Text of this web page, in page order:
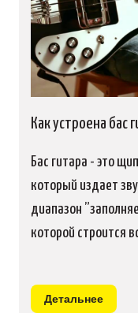
Как устроена бас
Бас гитара - это
который издает
диапазон
которой строится
Детальнее